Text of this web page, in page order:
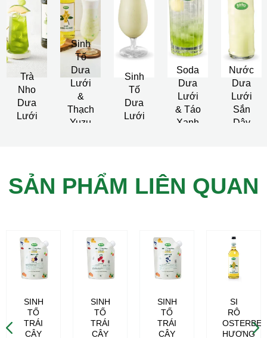
Trà
Nho
Dưa
Lưới
Sinh
Tố
Dưa
Lưới
&
Thạch
Yuzu
Sinh
Tố
Dưa
Lưới
Soda
Dưa
Lưới
& Táo
Xanh
Nước
Dưa
Lưới
Sắn
Dây
SẢN PHẨM LIÊN QUAN
SINH
TỐ
TRÁI
CÂY
SINH
TỐ
TRÁI
CÂY
SINH
TỐ
TRÁI
CÂY
SI
RÔ
HƯƠNG